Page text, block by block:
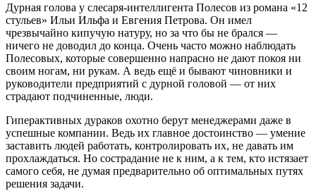
Дурная голова у слесаря-интеллигента Полесов из романа «12
стульев» Ильи Ильфа и Евгения Петрова. Он имел
чрезвычайно кипучую натуру, но за что бы не брался —
ничего не доводил до конца. Очень часто можно наблюдать
Полесовых, которые совершенно напрасно не дают покоя ни
своим ногам, ни рукам. А ведь ещё и бывают чиновники и
руководители предприятий с дурной головой — от них
страдают подчиненные, люди.
Гиперактивных дураков охотно берут менеджерами даже в
успешные компании. Ведь их главное достоинство — умение
заставить людей работать, контролировать их, не давать им
прохлаждаться. Но сострадание не к ним, а к тем, кто истязает
самого себя, не думая предварительно об оптимальных путях
решения задачи.